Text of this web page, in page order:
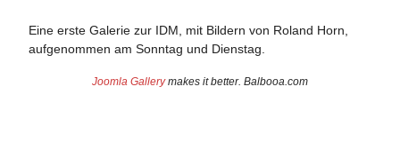
Eine erste Galerie zur IDM, mit Bildern von Roland Horn,
aufgenommen am Sonntag und Dienstag.
Joomla Gallerymakes it better. Balbooa.com